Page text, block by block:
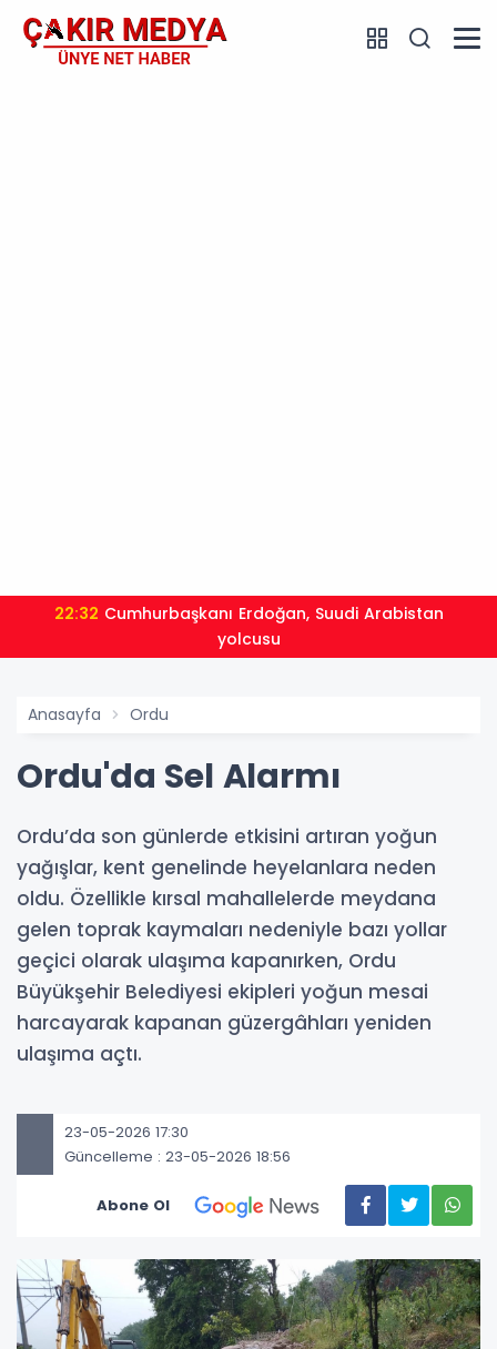
22:32
yolcusu
Anasayfa Ordu
Ordu'da Sel Alarmı
Ordu’da son günlerde etkisini artıran yoğun
yağışlar, kent genelinde heyelanlara neden
oldu. Özellikle kırsal mahallelerde meydana
gelen toprak kaymaları nedeniyle bazı yollar
geçici olarak ulaşıma kapanırken, Ordu
Büyükşehir Belediyesi ekipleri yoğun mesai
harcayarak kapanan güzergâhları yeniden
ulaşıma açtı.
23-05-2026 17:30
Güncelleme : 23-05-2026 18:56
Abone Ol